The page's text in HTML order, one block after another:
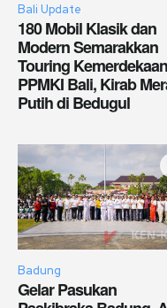
Bali Update
180 Mobil Klasik dan
Modern Semarakkan
Touring Kemerdekaan
PPMKI Bali, Kirab
Putih di Bedugul
Badung
Gelar Pasukan